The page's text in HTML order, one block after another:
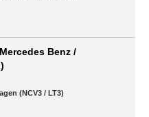
Benz /
(NCV3 / LT3)